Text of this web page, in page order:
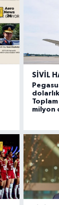
SIVIL
milyon